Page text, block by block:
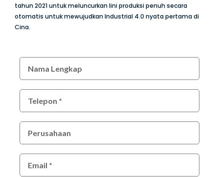
tahun 2021 untuk meluncurkan lini produksi penuh secara
otomatis untuk mewujudkan Industrial 4.0 nyata pertama di
Cina.